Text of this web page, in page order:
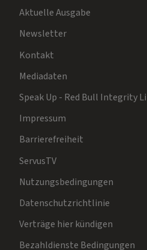
Aktuelle Ausgabe
Newsletter
Kontakt
Mediadaten
Speak Up - Red Bull Integrity
Impressum
Barrierefreiheit
ServusTV
Nutzungsbedingungen
Datenschutzrichtlinie
Verträge hier kündigen
Bezahldienste Bedingungen